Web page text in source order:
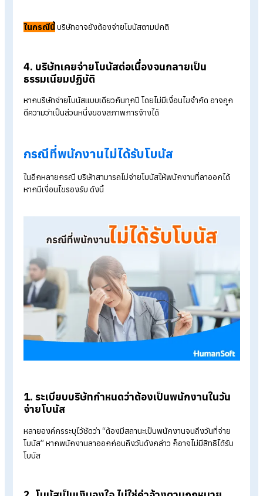
โบนัส ลูกจ้างที่ทำงานครบตามเกณฑ์อาจยังมีสิทธิได้รับโบนัสได้
2. โบนัสถูกระบุเป็นสิทธิหรือสวัสดิการชัดเจน
บางองค์กรกำหนดโบนัสเป็นส่วนหนึ่งของสวัสดิการ หรือระบุชัดใน
สัญญาจ้างว่าพนักงานที่ทำงานครบปีจะได้รับโบนัส หากเข้าเงื่อนไ
3. พนักงานยังมีสถานะเป็นลูกจ้างในวันที่ประกา
หรือจ่ายโบนัส
พนักงานยื่นลาออก แต่ยังทำงานถึงวันที่โบนัสออก
วันสิ้นสุดสภาพการจ้างเกิดหลังวันจ่ายโบนัส
ในกรณีนี้ บริษัทอาจยังต้องจ่ายโบนัสตามปกติ
4. บริษัทเคยจ่ายโบนัสต่อเนื่องจนกลายเป็น
ตีความว่าเป็นส่วนหนึ่งของสภาพการจ้างได้
กรณีที่พนักงานไม่ได้รับโบนัส